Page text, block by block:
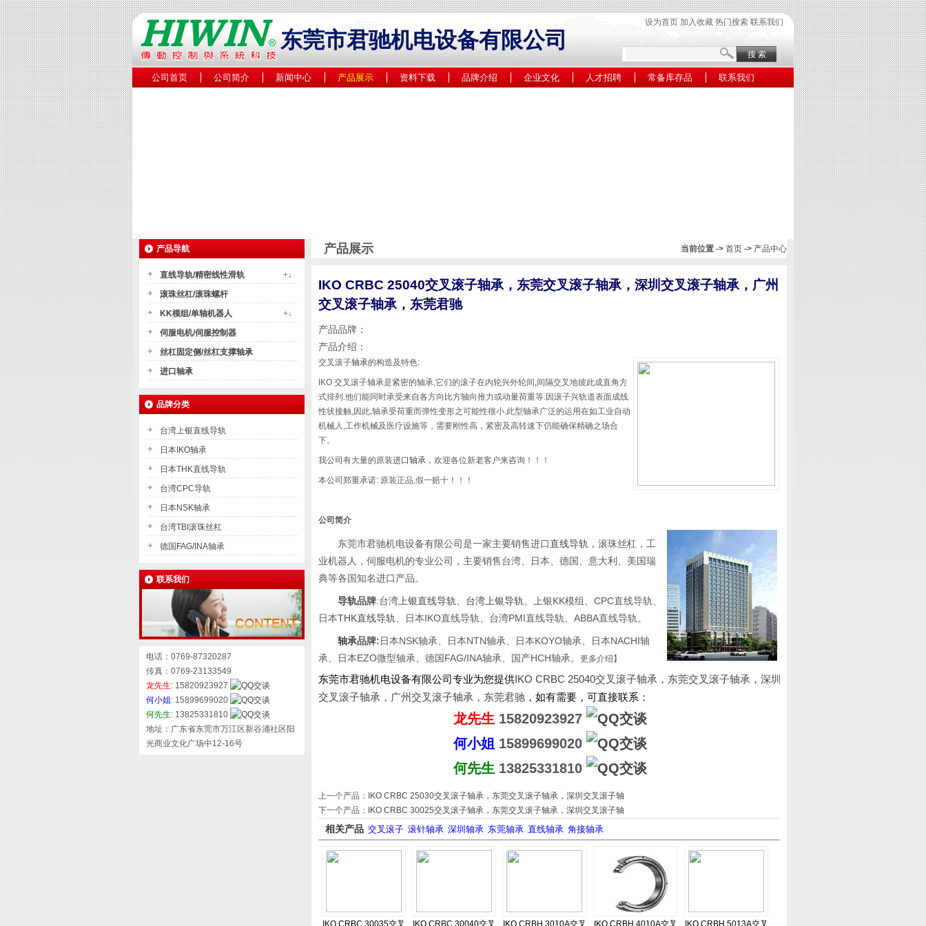
东莞市君驰机电设备有限公司
设为首页 加入收藏 热门搜索 联系我们
公司首页 公司简介 新闻中心 产品展示 资料下载 品牌介绍 企业文化 人才招聘 常备库存品 联系我们
产品导航
+↓
直线导轨/精密线性滑轨
滚珠丝杠/滚珠螺杆
+↓
KK模组/单轴机器人
伺服电机/伺服控制器
丝杠固定侧/丝杠支撑轴承
进口轴承
品牌分类
台湾上银直线导轨
日本IKO轴承
日本THK直线导轨
台湾CPC导轨
日本NSK轴承
台湾TBI滚珠丝杠
德国FAG/INA轴承
联系我们
电话：0769-87320287
传真：0769-23133549
龙先生: 15820923927
何小姐: 15899699020
何先生: 13825331810
地址：广东省东莞市万江区新谷涌社区阳
光商业文化广场中12-16号
产品展示 当前位置 -> 首页 -> 产品中心
IKO CRBC 25040交叉滚子轴承，东莞交叉滚子轴承，深圳交叉滚子轴承，广州
交叉滚子轴承，东莞君驰
产品品牌：
产品介绍：
交叉滚子轴承的构造及特色:
IKO 交叉滚子轴承是紧密的轴承,它们的滚子在内轮兴外轮间,间隔交叉地彼此成直角方
式排列.他们能同时承受来自各方向比方轴向推力或动量荷重等.因滚子兴轨道表面成线
性状接触,因此,轴承受荷重而弹性变形之可能性很小.此型轴承广泛的运用在如工业自动
机械人,工作机械及医疗设施等，需要刚性高，紧密及高转速下仍能确保精确之场合
下。
我公司有大量的原装进口轴承 ，欢迎各位新老客户来咨询！！！
本公司郑重承诺: 原装正品,假一赔十！！！
公司简介
东莞市君驰机电设备有限公司是一家主要销售进口直线导轨 ，滚珠丝杠，工
业机器人，伺服电机的专业公司，主要销售台湾、日本、德国、意大利、美国瑞
典等各国知名进口产品。
导轨品牌:台湾 上银直线导轨 台湾上银导轨
、上银KK模组、CPC直线导轨、
日本THK直线导轨 、日本IKO直线导轨、台湾PMI直线导轨、ABBA直线导轨。
轴承品牌:日本NSK轴承、日本NTN轴承、日本KOYO轴承、日本NACHI轴
承、日本EZO微型轴承、德国FAG/INA轴承、国产HCH轴承。 更多介绍】
东莞市君驰机电设备有限公司专业为您提供 IKO CRBC 25040交叉滚子轴承，东莞交叉滚子轴承，深圳
交叉滚子轴承，广州交叉滚子轴承，东莞君驰 ，如有需要，可直接联系：
龙先生 15820923927
何小姐 15899699020
何先生 13825331810
上一个产品：
IKO CRBC 25030交叉滚子轴承，东莞交叉滚子轴承，深圳交叉滚子轴
下一个产品：
IKO CRBC 30025交叉滚子轴承，东莞交叉滚子轴承，深圳交叉滚子轴
相关产品 交叉滚子 滚针轴承 深圳轴承 东莞轴承 直线轴承 角接轴承
IKO CRBC 30035交叉 IKO CRBC 30040交叉 IKO CRBH 3010A交叉 IKO CRBH 4010A交叉 IKO CRBH 5013A交叉